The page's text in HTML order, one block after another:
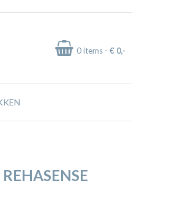
0items - € 0,-